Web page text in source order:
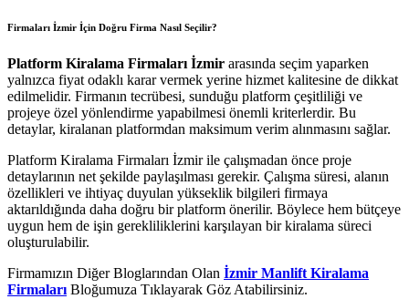
Firmaları İzmir İçin Doğru Firma Nasıl Seçilir?
Platform Kiralama Firmaları İzmir arasında seçim yaparken
yalnızca fiyat odaklı karar vermek yerine hizmet kalitesine de dikkat
edilmelidir. Firmanın tecrübesi, sunduğu platform çeşitliliği ve
projeye özel yönlendirme yapabilmesi önemli kriterlerdir. Bu
detaylar, kiralanan platformdan maksimum verim alınmasını sağlar.
Platform Kiralama Firmaları İzmir ile çalışmadan önce proje
detaylarının net şekilde paylaşılması gerekir. Çalışma süresi, alanın
özellikleri ve ihtiyaç duyulan yükseklik bilgileri firmaya
aktarıldığında daha doğru bir platform önerilir. Böylece hem bütçeye
uygun hem de işin gerekliliklerini karşılayan bir kiralama süreci
oluşturulabilir.
Firmamızın Diğer Bloglarından Olan İzmir Manlift Kiralama
Firmaları Bloğumuza Tıklayarak Göz Atabilirsiniz.